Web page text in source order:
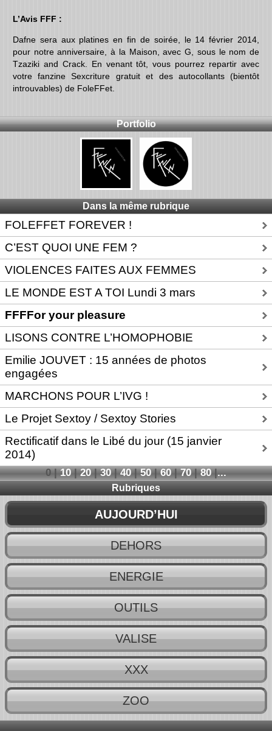
L’Avis FFF :
Dafne sera aux platines en fin de soirée, le 14 février 2014,
pour notre anniversaire, à la Maison, avec G, sous le nom de
Tzaziki and Crack. En venant tôt, vous pourrez repartir avec
votre fanzine Sexcriture gratuit et des autocollants (bientôt
introuvables) de FoleFFet.
Portfolio
Dans la même rubrique
FOLEFFET FOREVER !
C’EST QUOI UNE FEM ?
VIOLENCES FAITES AUX FEMMES
LE MONDE EST A TOI Lundi 3 mars
FFFFor your pleasure
LISONS CONTRE L’HOMOPHOBIE
Emilie JOUVET : 15 années de photos
engagées
MARCHONS POUR L’IVG !
Le Projet Sextoy / Sextoy Stories
Rectificatif dans le Libé du jour (15 janvier
2014)
0|10|20|30|40|50|60|70|80|...
Rubriques
AUJOURD’HUI
DEHORS
ENERGIE
OUTILS
VALISE
XXX
ZOO